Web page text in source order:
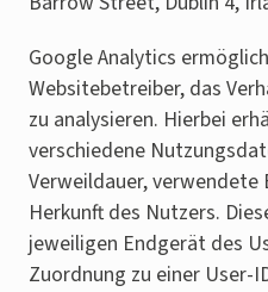
Google Analytics
Websitebetreiber, das
zu analysieren. Hierbei
verschiedene
Verweildauer,
Herkunft des Nutzers.
jeweiligen Endgerät des
Zuordnung zu einer User-